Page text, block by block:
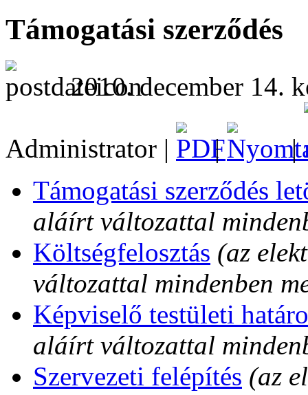
Támogatási szerződés
2010. december 14.
Administrator | |
|
Támogatási szerződés
aláírt változattal
Költségfelosztás (az
változattal mindenben
Képviselő testületi
aláírt változattal
Szervezeti felépítés (az